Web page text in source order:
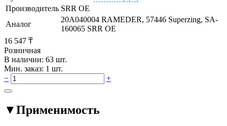
Производитель SRR OE
Аналог
20A040004 RAMEDER, 57446 Superzing, SA-
160065 SRR OE
16 547 ₸
Розничная
В наличии: 63 шт.
Мин. заказ: 1 шт.
−
+
▼Применимость